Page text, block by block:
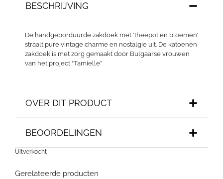
BESCHRIJVING
De handgeborduurde zakdoek met ‘theepot en bloemen’
straalt pure vintage charme en nostalgie uit. De katoenen
zakdoek is met zorg gemaakt door Bulgaarse vrouwen
van het project “Tamielle”
OVER DIT PRODUCT
BEOORDELINGEN
Uitverkocht
Gerelateerde producten